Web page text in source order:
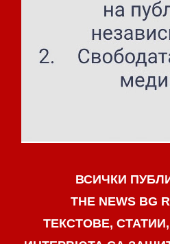
ВСИЧКИ
THE NEWS BG
ТЕКСТОВЕ,